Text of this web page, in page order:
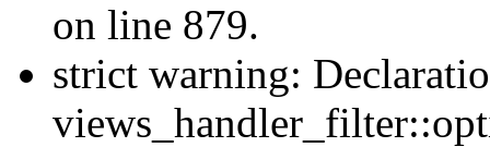
on line 879.
strict warning: